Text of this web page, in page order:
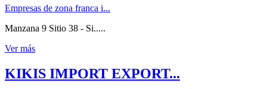
Empresas de zona franca i...
Manzana 9 Sitio 38 - Si.....
Ver más
KIKIS IMPORT EXPORT...